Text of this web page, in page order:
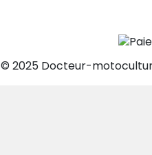
© 2025 Docteur-